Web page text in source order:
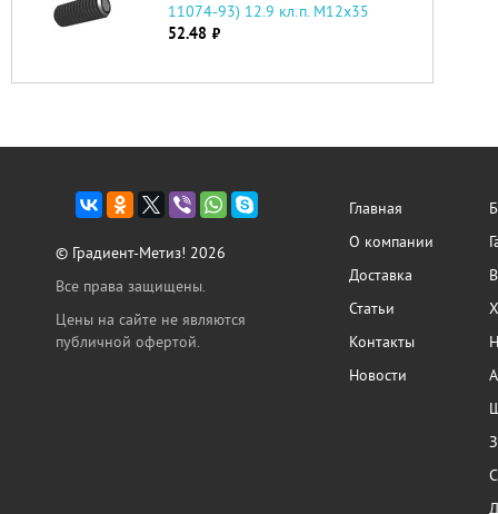
11074-93) 12.9 кл.п. М12х35
52.48 руб.
© Градиент-Метиз! 2026
Все права защищены.
Цены на сайте не являются
публичной офертой.
Главная
О компании
Доставка
Статьи
Контакты
Новости